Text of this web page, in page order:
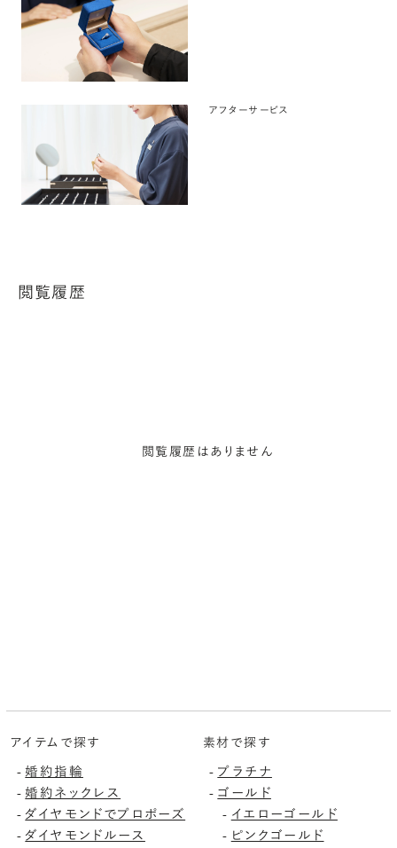
アフターサービス
閲覧履歴
閲覧履歴はありません
アイテムで探す
-婚約指輪
-婚約ネックレス
-ダイヤモンドでプロポーズ
-ダイヤモンドルース
素材で探す
- プラチナ
- ゴールド
- イエローゴールド
- ピンクゴールド